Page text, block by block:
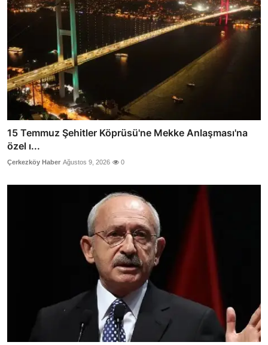
15 Temmuz Şehitler Köprüsü'ne Mekke Anlaşması'na
özel ı...
Çerkezköy Haber Ağustos 9, 2026 0